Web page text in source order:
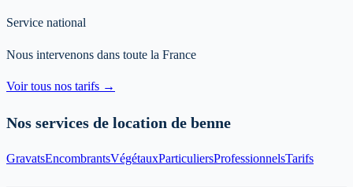
Service national
Nous intervenons dans toute la France
Voir tous nos tarifs →
Nos services de location de benne
GravatsEncombrantsVégétauxParticuliersProfessionnelsTarifs